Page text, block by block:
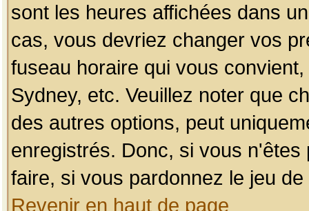
sont les heures affichées dans
cas, vous devriez changer vos
fuseau horaire qui vous
Sydney, etc. Veuillez noter que
des autres options, peut
enregistrés. Donc, si vous
faire, si vous pardonnez le jeu
Revenir en haut de page